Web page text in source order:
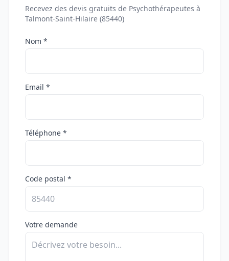
Recevez des devis gratuits de Psychothérapeutes à
Talmont-Saint-Hilaire (85440)
Nom *
Email *
Téléphone *
Code postal *
Votre demande